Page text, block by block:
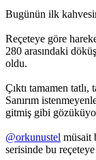
Bugünün ilk
Reçeteye göre
280 arasındaki
oldu.
Çıktı tamamen tatlı,
Sanırım
gitmiş gibi
@orkunustel müsait
serisinde bu